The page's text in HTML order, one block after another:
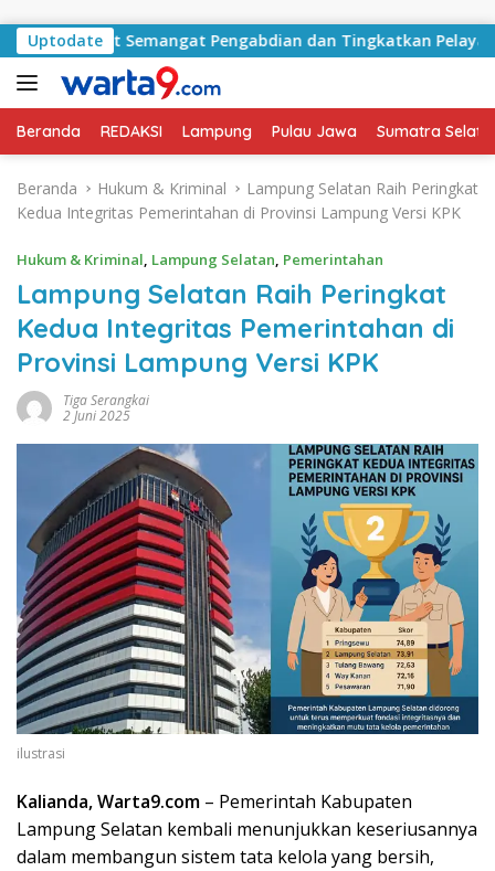
Uptodate
Semangat Pengabdian dan Tingkatkan Pelayanan Publik
Beranda REDAKSI Lampung Pulau Jawa Sumatra
Beranda Hukum & Kriminal
Lampung Selatan Raih Peringkat
Kedua Integritas Pemerintahan di Provinsi Lampung Versi KPK
Hukum & Kriminal, Lampung Selatan, Pemerintahan
Lampung Selatan Raih Peringkat
Kedua Integritas Pemerintahan di
Provinsi Lampung Versi KPK
Tiga Serangkai
2 Juni 2025
ilustrasi
Kalianda, Warta9.com – Pemerintah Kabupaten
Lampung Selatan kembali menunjukkan keseriusannya
dalam membangun sistem tata kelola yang bersih,